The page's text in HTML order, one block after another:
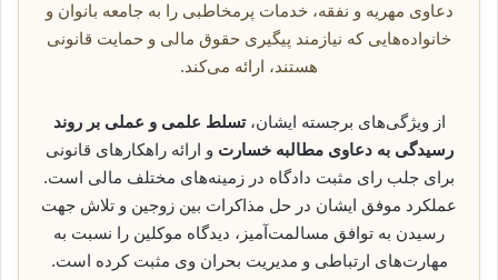
دعاوی مهریه و نفقه، خدمات پرمخاطبی را به جامعه بانوان و
خانواده‌هایی که نیازمند پیگیری حقوق مالی و حمایت قانونی
هستند، ارائه می‌کند.
از ویژگی‌های برجسته ایشان،تسلط علمی و عملی بر روند
رسیدگی به دعاوی مطالبه خسارت و ارائه راهکارهای قانونی
برای جلب رای مثبت دادگاه در زمینه‌های مختلف مالی است.
عملکرد موفق ایشان در حل مذاکرات بین زوجین و تلاش جهت
رسیدن به توافق مسالمت‌آمیز، دیدگاه موکلین را نسبت به
مهارت‌های ارتباطی و مدیریت بحران وی مثبت کرده است.